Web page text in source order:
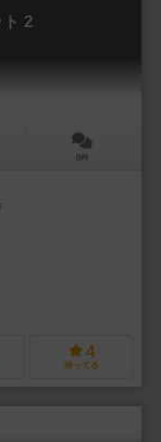
2
0件
4
持ってる